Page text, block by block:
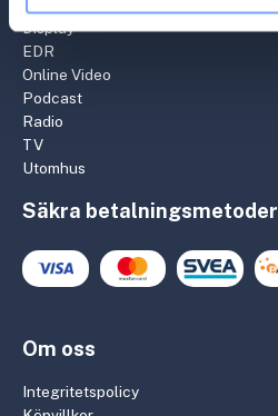
Display
EDR
Online Video
Podcast
Radio
TV
Utomhus
Säkra betalningsmetoder
Om oss
Integritetspolicy